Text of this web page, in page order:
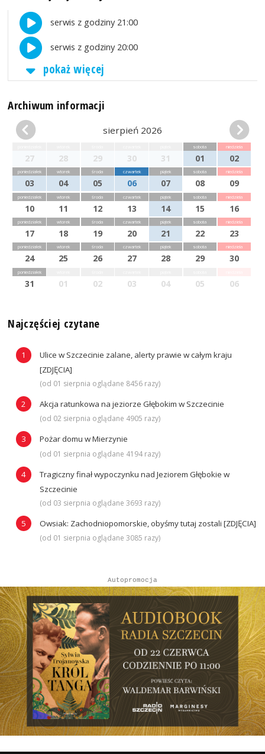
serwis z godziny 21:00
serwis z godziny 20:00
pokaż więcej
Archiwum informacji
sierpień 2026
27 28 29 30 31
sobota
01
niedziela
02
poniedziałek
03
wtorek
04
środa
05
czwartek
06
piątek
07
sobota
08
niedziela
09
poniedziałek
10
wtorek
11
środa
12
czwartek
13
piątek
14
sobota
15
niedziela
16
poniedziałek
17
wtorek
18
środa
19
czwartek
20
piątek
21
sobota
22
niedziela
23
poniedziałek
24
wtorek
25
środa
26
czwartek
27
piątek
28
sobota
29
niedziela
30
poniedziałek
31 01 02 03 04 05 06
Najczęściej czytane
Ulice w Szczecinie zalane, alerty prawie w całym kraju
[ZDJĘCIA]
(od 01 sierpnia oglądane 8456 razy)
Akcja ratunkowa na jeziorze Głębokim w Szczecinie
(od 02 sierpnia oglądane 4905 razy)
Pożar domu w Mierzynie
(od 01 sierpnia oglądane 4194 razy)
Tragiczny finał wypoczynku nad Jeziorem Głębokie w
Szczecinie
(od 03 sierpnia oglądane 3693 razy)
Owsiak: Zachodniopomorskie, obyśmy tutaj zostali [ZDJĘCIA]
(od 01 sierpnia oglądane 3085 razy)
Autopromocja